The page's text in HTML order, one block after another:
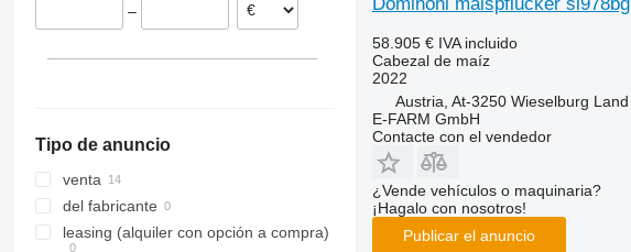
–
Tipo de anuncio
venta
del fabricante
leasing (alquiler con opción a compra)
58.905 € IVA incluido
Cabezal de maíz
2022
Austria, At-3250 Wieselburg Land
E-FARM GmbH
Contacte con el vendedor
¿Vende vehículos o maquinaria?
¡Hagalo con nosotros!
Publicar el anuncio